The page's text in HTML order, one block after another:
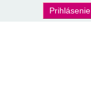
Prihlásenie